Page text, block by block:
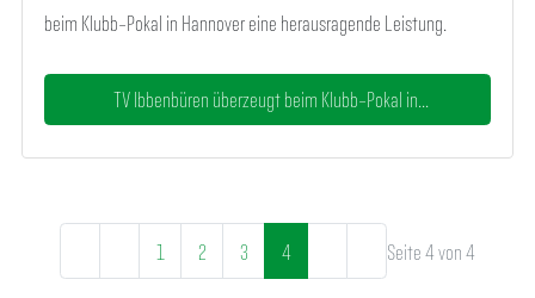
beim Klubb-Pokal in Hannover eine herausragende Leistung.
TV Ibbenbüren überzeugt beim Klubb-Pokal in...
1 2 3 4 Seite 4 von 4